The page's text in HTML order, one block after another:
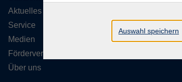
Aktuelles
Service
Medien
Förderverein
Über uns
info@vhs-
Auswahl speichern